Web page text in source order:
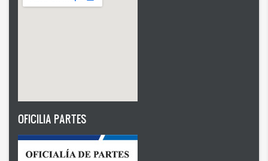
OFICILIA PARTES